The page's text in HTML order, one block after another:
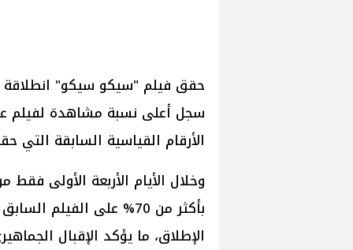
حقق فيلم "سيكو سيكو" انطلاقة
سجل أعلى نسبة مشاهدة لفيلم
الأرقام القياسية السابقة
وخلال الأيام الأربعة الأولى
بأكثر من 70% على
الإطلاق، ما يؤكد الإقبال